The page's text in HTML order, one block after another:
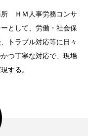
所 ＨＭ人事労務コンサ
として、労働・社会保
トラブル対応等に日々
つ丁寧な対応で、現場
する。